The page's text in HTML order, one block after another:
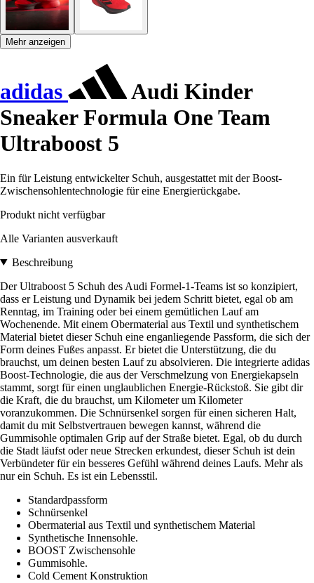
Mehr anzeigen
adidas
Audi Kinder
Sneaker Formula One Team
Ultraboost 5
Ein für Leistung entwickelter Schuh, ausgestattet mit der Boost-
Zwischensohlentechnologie für eine Energierückgabe.
Produkt nicht verfügbar
Alle Varianten ausverkauft
Beschreibung
Der Ultraboost 5 Schuh des Audi Formel-1-Teams ist so konzipiert,
dass er Leistung und Dynamik bei jedem Schritt bietet, egal ob am
Renntag, im Training oder bei einem gemütlichen Lauf am
Wochenende. Mit einem Obermaterial aus Textil und synthetischem
Material bietet dieser Schuh eine enganliegende Passform, die sich der
Form deines Fußes anpasst. Er bietet die Unterstützung, die du
brauchst, um deinen besten Lauf zu absolvieren. Die integrierte adidas
Boost-Technologie, die aus der Verschmelzung von Energiekapseln
stammt, sorgt für einen unglaublichen Energie-Rückstoß. Sie gibt dir
die Kraft, die du brauchst, um Kilometer um Kilometer
voranzukommen. Die Schnürsenkel sorgen für einen sicheren Halt,
damit du mit Selbstvertrauen bewegen kannst, während die
Gummisohle optimalen Grip auf der Straße bietet. Egal, ob du durch
die Stadt läufst oder neue Strecken erkundest, dieser Schuh ist dein
Verbündeter für ein besseres Gefühl während deines Laufs. Mehr als
nur ein Schuh. Es ist ein Lebensstil.
Standardpassform
Schnürsenkel
Obermaterial aus Textil und synthetischem Material
Synthetische Innensohle.
BOOST Zwischensohle
Gummisohle.
Cold Cement Konstruktion